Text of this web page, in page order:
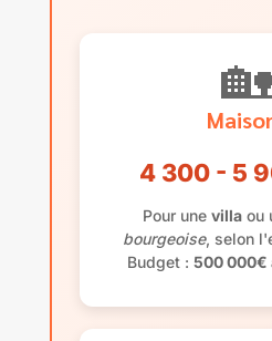
4 300 - 5
Pour une villaou
bourgeoise, selon
Budget :500 000€